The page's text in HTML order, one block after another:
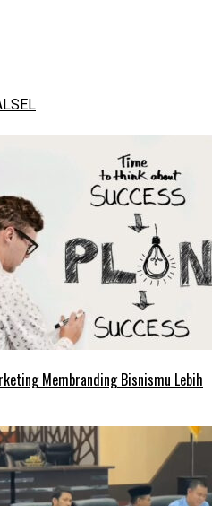
Membranding Bisnismu Lebih